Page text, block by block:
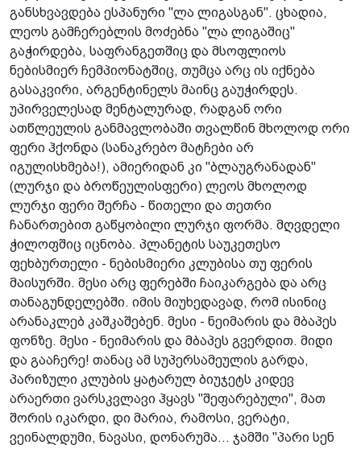
განსხვავდება ესპანური "ლა ლიგასგან". ცხადია,
ლეოს გამჩერებლის მოძებნა "ლა ლიგაშიც"
გაჭირდება, საფრანგეთშიც და მსოფლიოს
ნებისმიერ ჩემპიონატშიც, თუმცა არც ის იქნება
გასაკვირი, არგენტინელს მაინც გაუჭირდეს.
უპირველესად მენტალურად, რადგან ორი
ათწლეულის განმავლობაში თვალწინ მხოლოდ ორი
ფერი ჰქონდა (სანაკრებო მატჩები არ
იგულისხმება!), ამიერიდან კი "ბლაუგრანადან"
(ლურჯი და ბროწეულისფერი) ლეოს მხოლოდ
ლურჯი ფერი შერჩა - წითელი და თეთრი
ჩანართებით გაწყობილი ლურჯი ფორმა. მღვდელი
ჭილოფშიც იცნობა. პლანეტის საუკეთესო
ფეხბურთელი - ნებისმიერი კლუბისა თუ ფერის
მაისურში. მესი არც ფერებში ჩაიკარგება და არც
თანაგუნდელებში. იმის მიუხედავად, რომ ისინიც
არანაკლებ კაშკაშებენ. მესი - ნეიმარის და მბაპეს
ფონზე. მესი - ნეიმარის და მბაპეს გვერდით. მიდი
და გააჩერე! თანაც ამ სუპერსამეულის გარდა,
პარიზული კლუბის ყატარულ ბიუჯეტს კიდევ
არაერთი ვარსკვლავი ჰყავს "შეფარებული", მათ
შორის იკარდი, დი მარია, რამოსი, ვერატი,
ვეინალდუმი, ნავასი, დონარუმა... ჯამში "პარი სენ